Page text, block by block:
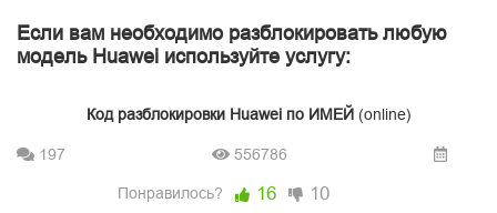
Если вам необходимо разблокировать любую
модель Huawei используйте услугу:
Код разблокировки Huawei по ИМЕЙ (online)
197 556786
Понравилось? 16 10